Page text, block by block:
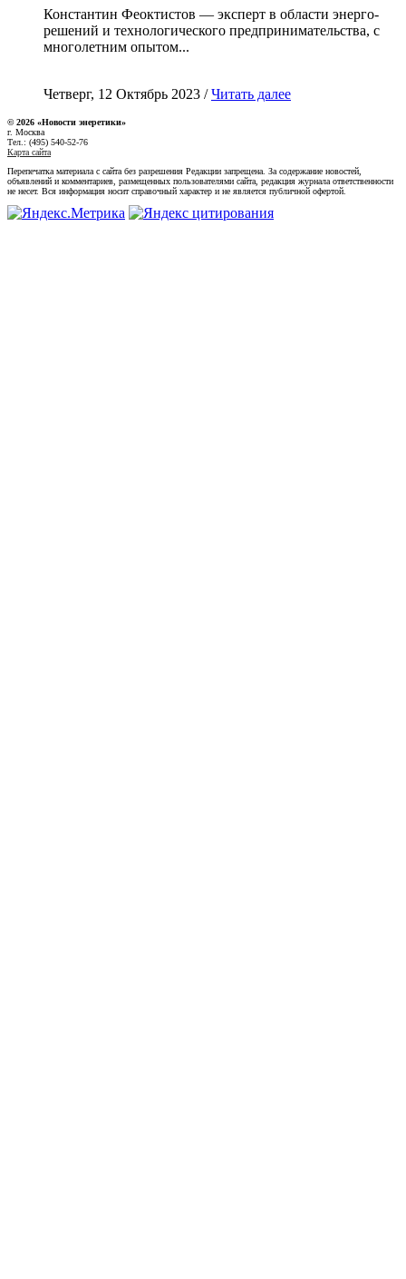
Константин Феоктистов — эксперт в области энерго-
решений и технологического предпринимательства, с
многолетним опытом...
Четверг, 12 Октябрь 2023 /Читать далее
© 2026 «Новости энеретики»
г. Москва
Тел.: (495) 540-52-76
Карта сайта
Перепечатка материала с сайта без разрешения Редакции запрещена. За содержание новостей,
объявлений и комментариев, размещенных пользователями сайта, редакция журнала ответственности
не несет. Вся информация носит справочный характер и не является публичной офертой.